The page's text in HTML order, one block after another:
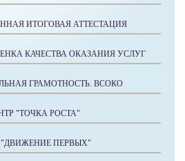
ИТОГОВАЯ АТТЕСТАЦИЯ
КАЧЕСТВА ОКАЗАНИЯ УСЛУГ
ГРАМОТНОСТЬ. ВСОКО
"ТОЧКА РОСТА"
ПЕРВЫХ"